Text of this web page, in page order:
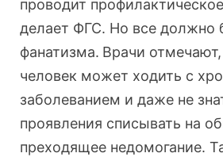
проводит
делает ФГС. Но все должно
фанатизма. Врачи
человек может ходить с
заболеванием и даже не
проявления списывать на
преходящее недомогание.